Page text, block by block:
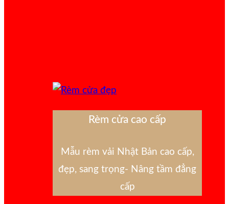
Rèm cửa cao cấp
Mẫu rèm vải Nhật Bản cao cấp,
đẹp, sang trọng- Nâng tầm đẳng
cấp